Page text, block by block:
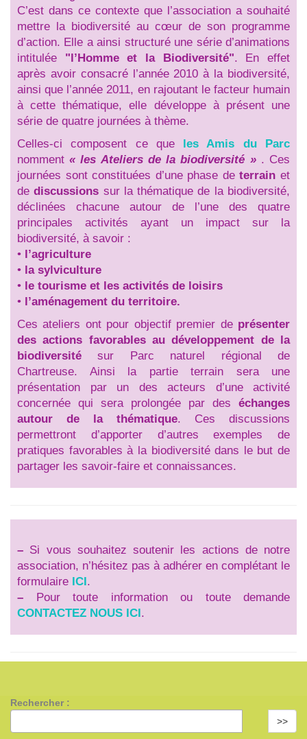
C’est dans ce contexte que l’association a souhaité
mettre la biodiversité au cœur de son programme
d’action. Elle a ainsi structuré une série d’animations
intitulée "l’Homme et la Biodiversité". En effet
après avoir consacré l’année 2010 à la biodiversité,
ainsi que l’année 2011, en rajoutant le facteur humain
à cette thématique, elle développe à présent une
série de quatre journées à thème.
Celles-ci composent ce que les Amis du Parc
nomment« les Ateliers de la biodiversité » . Ces
journées sont constituées d’une phase deterrainet
dediscussions sur la thématique de la biodiversité,
déclinées chacune autour de l’une des quatre
principales activités ayant un impact sur la
biodiversité, à savoir :
• l’agriculture
• la sylviculture
• le tourisme et les activités de loisirs
• l’aménagement du territoire.
Ces ateliers ont pour objectif premier de présenter
des actions favorables au développement de la
biodiversité sur Parc naturel régional de
Chartreuse. Ainsi la partie terrain sera une
présentation par un des acteurs d’une activité
concernée qui sera prolongée par des échanges
autour de la thématique. Ces discussions
permettront d’apporter d’autres exemples de
pratiques favorables à la biodiversité dans le but de
partager les savoir-faire et connaissances.
– Si vous souhaitez soutenir les actions de notre
association, n’hésitez pas à adhérer en complétant le
formulaire ICI.
– Pour toute information ou toute demande
CONTACTEZ NOUS ICI.
Rechercher :
>>